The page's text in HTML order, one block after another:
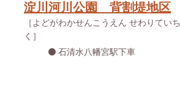
淀川河川公園 背割堤地区
［よどがわかせんこうえん せわりていち
く］
石清水八幡宮駅下車